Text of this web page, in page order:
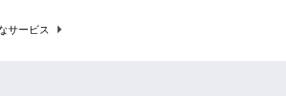
サービス